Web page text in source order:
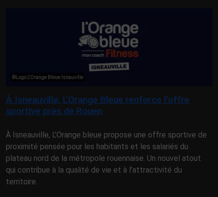
©Logo L'Orange Bleue Isnauville
À Isneauville, L’Orange Bleue renforce l’offre
sportive près de Rouen
À Isneauville, L’Orange bleue propose une offre sportive de
proximité pensée pour les habitants et les salariés du
plateau nord de la métropole rouennaise. Un nouvel atout
qui contribue à la qualité de vie et à l’attractivité du
territoire.